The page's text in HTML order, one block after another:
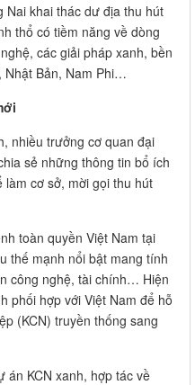
khai thác dư địa thu hút
thổ có tiềm năng về dòng
các giải pháp xanh, bền
Nhật Bản, Nam Phi…
nhiều trưởng cơ quan đại
sẻ những thông tin bổ ích
cơ sở, mời gọi thu hút
toàn quyền Việt Nam tại
thế mạnh nổi bật mang tính
công nghệ, tài chính… Hiện
phối hợp với Việt Nam để hỗ
(KCN) truyền thống sang
án KCN xanh, hợp tác về